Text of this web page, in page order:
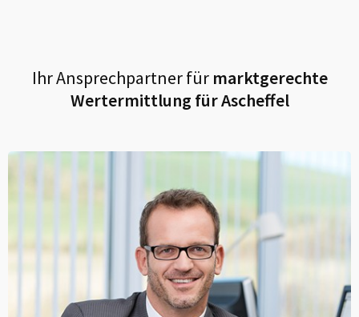
Ihr Ansprechpartner fürmarktgerechte
Wertermittlung fürAscheffel